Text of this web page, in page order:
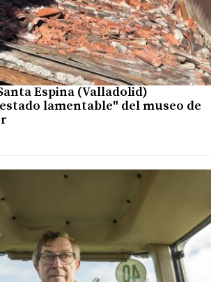
Espina (Valladolid)
lamentable" del museo de